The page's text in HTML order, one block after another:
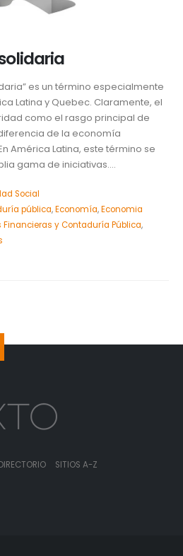
es un término especialmente
Latina y Quebec. Claramente, el
como el rasgo principal de
de la economía
América Latina, este término se
gama de iniciativas....
Social
pública,Economía,Economia
Financieras y Contaduría Pública,
SITIOS A-Z